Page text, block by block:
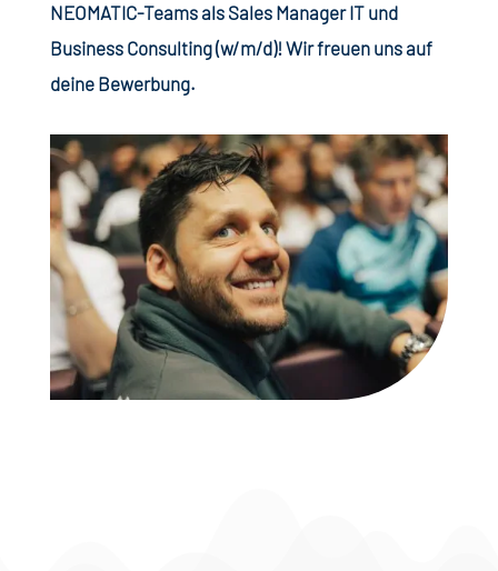
NEOMATIC-Teams als Sales Manager IT und
Business Consulting (w/m/d)!Wir freuen uns auf
deine Bewerbung.